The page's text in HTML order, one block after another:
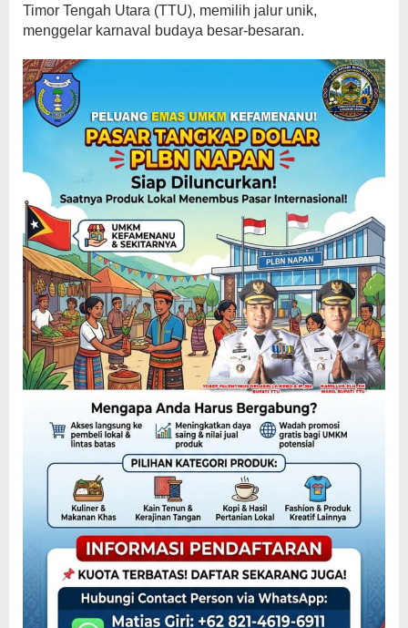
Timor Tengah Utara (TTU), memilih jalur unik,
menggelar karnaval budaya besar-besaran.